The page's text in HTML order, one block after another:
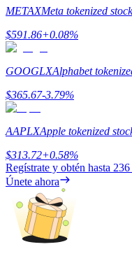
Deposit CASHCAT
Share 500000
Exclusive for BitMart
Precious Metals
Trade Gold & Silver
METAXMeta tokenized
$591.86+0.08%
GOOGLXAlphabet
$365.67-3.79%
AAPLXApple tokenized
$313.72+0.58%
Regístrate y obtén hasta
Únete ahora